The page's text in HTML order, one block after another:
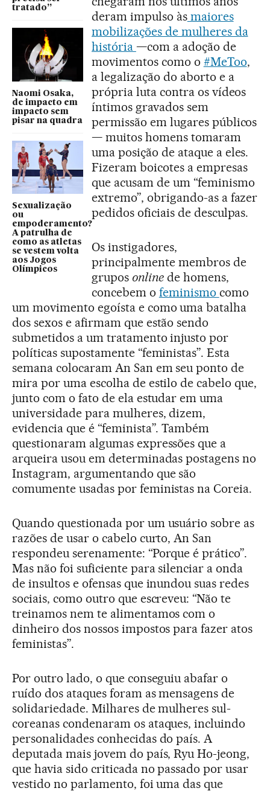
tratado”
Naomi Osaka,
de impacto em
impacto sem
pisar na quadra
Sexualização
ou
empoderamento?
A patrulha de
como as atletas
se vestem volta
aos Jogos
Olímpicos
deram impulso àsmaiores
mobilizações de mulheres da
história —com a adoção de
movimentos como o #MeToo,
a legalização do aborto e a
própria luta contra os vídeos
íntimos gravados sem
permissão em lugares públicos
— muitos homens tomaram
uma posição de ataque a eles.
Fizeram boicotes a empresas
que acusam de um “feminismo
extremo”, obrigando-as a fazer
pedidos oficiais de desculpas.
Os instigadores,
principalmente membros de
grupos onlinede homens,
concebem o feminismo como
um movimento egoísta e como uma batalha
dos sexos e afirmam que estão sendo
submetidos a um tratamento injusto por
políticas supostamente “feministas”. Esta
semana colocaram An San em seu ponto de
mira por uma escolha de estilo de cabelo que,
junto com o fato de ela estudar em uma
universidade para mulheres, dizem,
evidencia que é “feminista”. Também
questionaram algumas expressões que a
arqueira usou em determinadas postagens no
Instagram, argumentando que são
comumente usadas por feministas na Coreia.
Quando questionada por um usuário sobre as
razões de usar o cabelo curto, An San
respondeu serenamente: “Porque é prático”.
Mas não foi suficiente para silenciar a onda
de insultos e ofensas que inundou suas redes
sociais, como outro que escreveu: “Não te
treinamos nem te alimentamos com o
dinheiro dos nossos impostos para fazer atos
feministas”.
Por outro lado, o que conseguiu abafar o
ruído dos ataques foram as mensagens de
solidariedade. Milhares de mulheres sul-
coreanas condenaram os ataques, incluindo
personalidades conhecidas do país. A
deputada mais jovem do país, Ryu Ho-jeong,
que havia sido criticada no passado por usar
vestido no parlamento, foi uma das que